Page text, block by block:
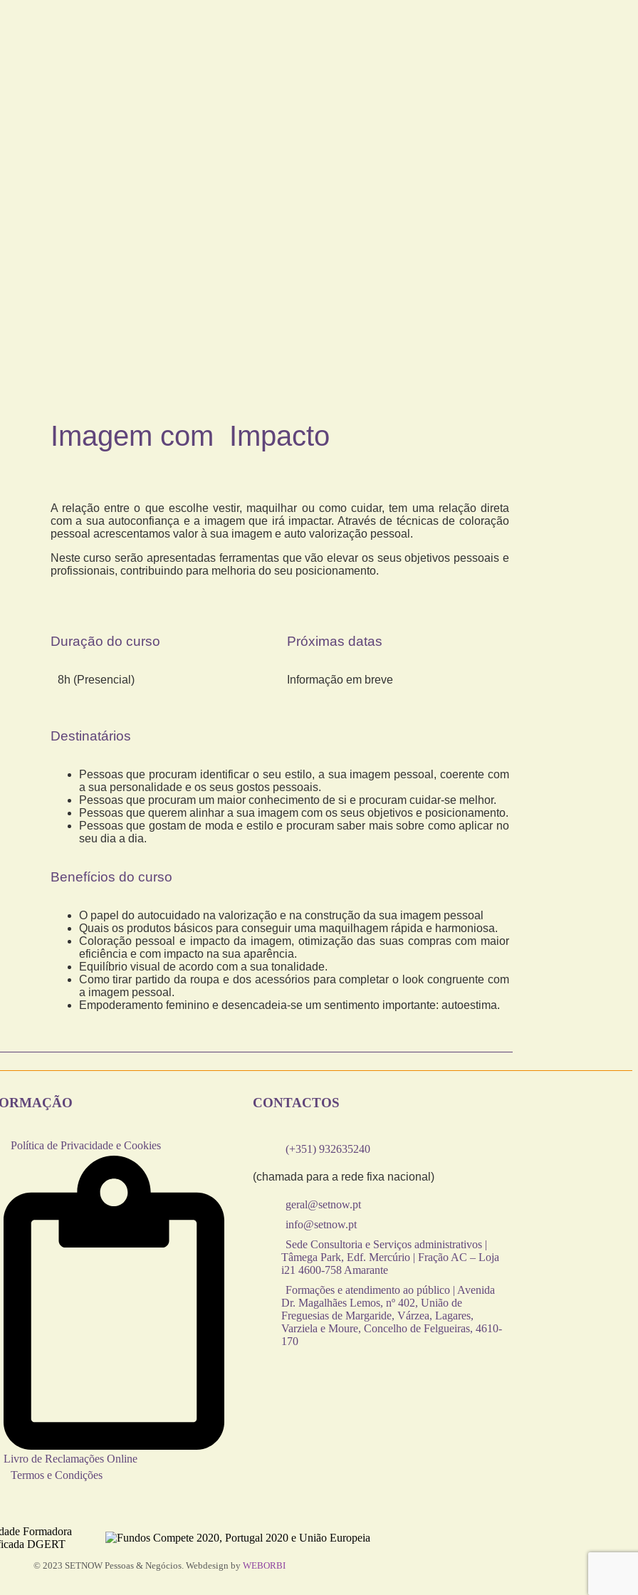
Imagem com Impacto
A relação entre o que escolhe vestir, maquilhar ou como cuidar, tem uma relação direta
com a sua autoconfiança e a imagem que irá impactar. Através de técnicas de coloração
pessoal acrescentamos valor à sua imagem e auto valorização pessoal.
Neste curso serão apresentadas ferramentas que vão elevar os seus objetivos pessoais e
profissionais, contribuindo para melhoria do seu posicionamento.
Duração do curso
8h (Presencial)
Próximas datas
Informação em breve
Destinatários
Pessoas que procuram identificar o seu estilo, a sua imagem pessoal, coerente com
a sua personalidade e os seus gostos pessoais.
Pessoas que procuram um maior conhecimento de si e procuram cuidar-se melhor.
Pessoas que querem alinhar a sua imagem com os seus objetivos e posicionamento.
Pessoas que gostam de moda e estilo e procuram saber mais sobre como aplicar no
seu dia a dia.
Benefícios do curso
O papel do autocuidado na valorização e na construção da sua imagem pessoal
Quais os produtos básicos para conseguir uma maquilhagem rápida e harmoniosa.
Coloração pessoal e impacto da imagem, otimização das suas compras com maior
eficiência e com impacto na sua aparência.
Equilíbrio visual de acordo com a sua tonalidade.
Como tirar partido da roupa e dos acessórios para completar o look congruente com
a imagem pessoal.
Empoderamento feminino e desencadeia-se um sentimento importante: autoestima.
Política de Privacidade e Cookies
Livro de Reclamações Online
Termos e Condições
CONTACTOS
(+351) 932635240
(chamada para a rede fixa nacional)
geral@setnow.pt
info@setnow.pt
Sede Consultoria e Serviços administrativos |
Tâmega Park, Edf. Mercúrio | Fração AC – Loja
i21 4600-758 Amarante
Formações e atendimento ao público | Avenida
Dr. Magalhães Lemos, nº 402, União de
Freguesias de Margaride, Várzea, Lagares,
Varziela e Moure, Concelho de Felgueiras, 4610-
170
© 2023 SETNOW Pessoas & Negócios. Webdesign by WEBORBI